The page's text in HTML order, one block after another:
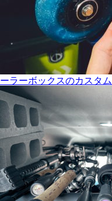
ーラーボックスのカスタ